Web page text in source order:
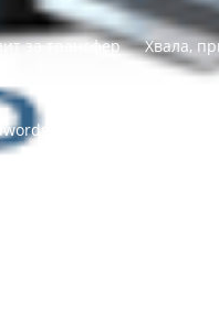
за трансфер Хвала,
оглашавање
СМС